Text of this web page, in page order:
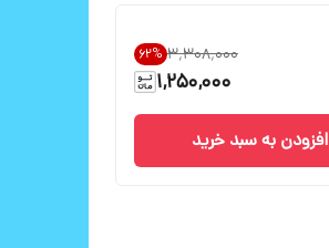
۳٬۳۰۸٬۰۰۰ 62%
1,250,000
افزودن به سبد خرید